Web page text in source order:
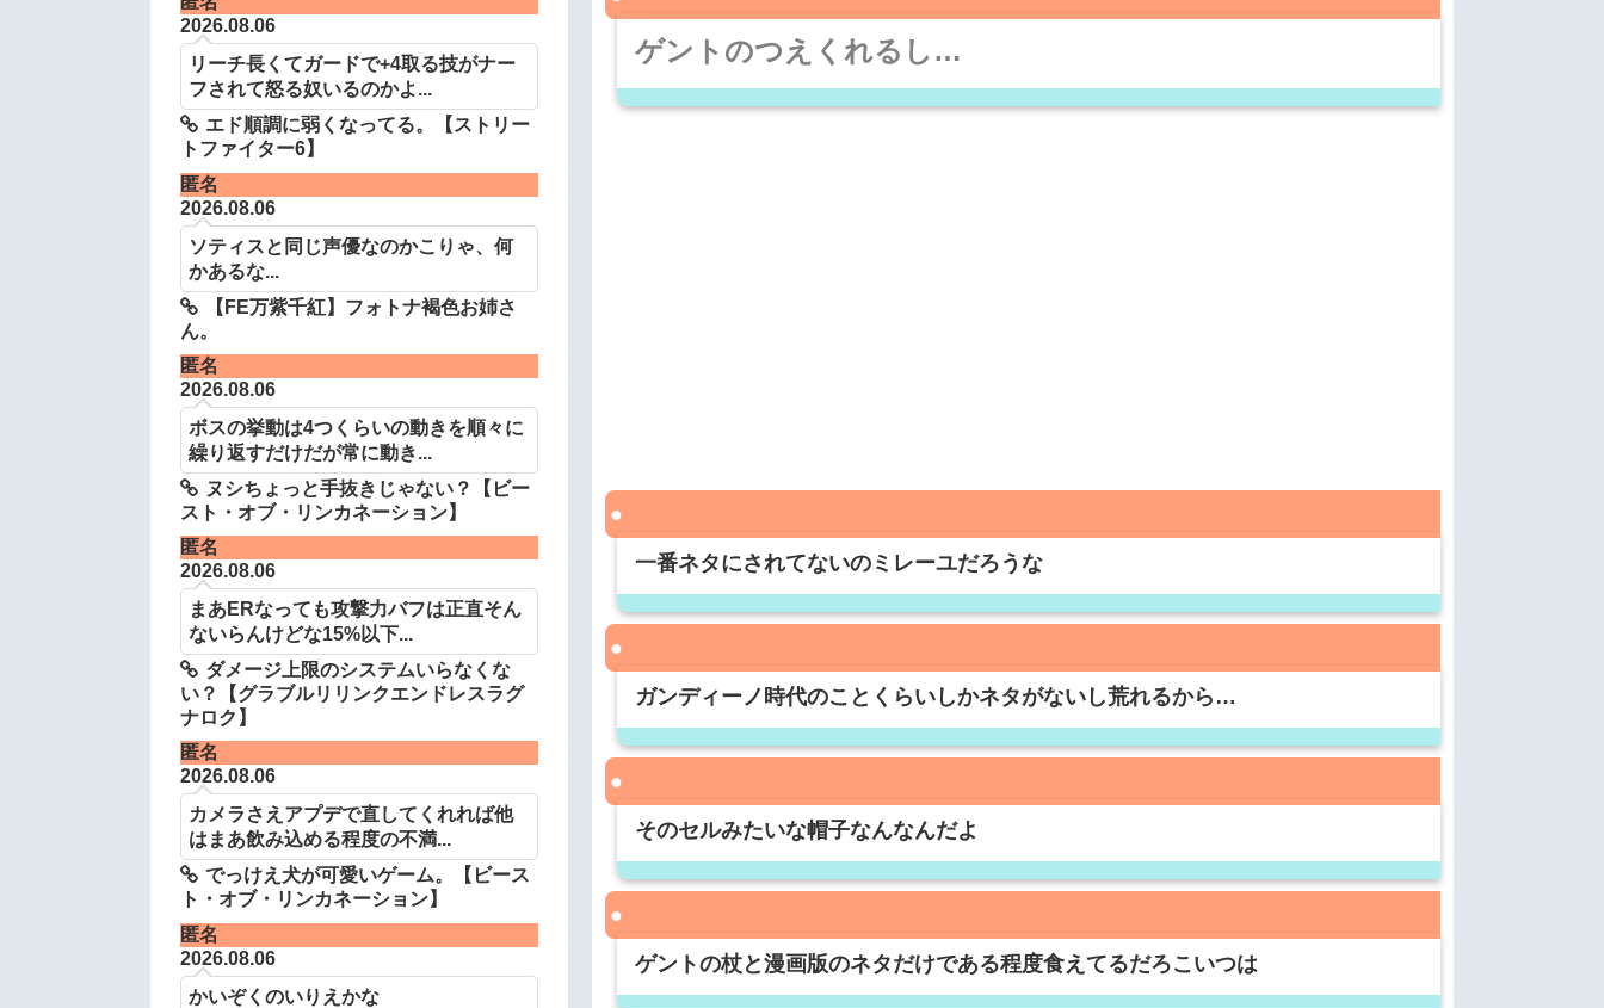
ゲントのつえくれるし…
一番ネタにされてないのミレーユだろうな
ガンディーノ時代のことくらいしかネタがないし荒れるから…
そのセルみたいな帽子なんなんだよ
ゲントの杖と漫画版のネタだけである程度食えてるだろこいつは
2026.08.06
リーチ長くてガードで+4取る技がナー
フされて怒る奴いるのかよ...
エド順調に弱くなってる。【ストリー
トファイター6】
匿名
2026.08.06
ソティスと同じ声優なのかこりゃ、何
かあるな...
【FE万紫千紅】フォトナ褐色お姉さ
ん。
匿名
2026.08.06
ボスの挙動は4つくらいの動きを順々に
繰り返すだけだが常に動き...
ヌシちょっと手抜きじゃない？【ビー
スト・オブ・リンカネーション】
匿名
2026.08.06
まあERなっても攻撃力バフは正直そん
ないらんけどな15%以下...
ダメージ上限のシステムいらなくな
い？【グラブルリリンクエンドレスラグ
ナロク】
匿名
2026.08.06
カメラさえアプデで直してくれれば他
はまあ飲み込める程度の不満...
でっけえ犬が可愛いゲーム。【ビース
ト・オブ・リンカネーション】
匿名
2026.08.06
かいぞくのいりえかな